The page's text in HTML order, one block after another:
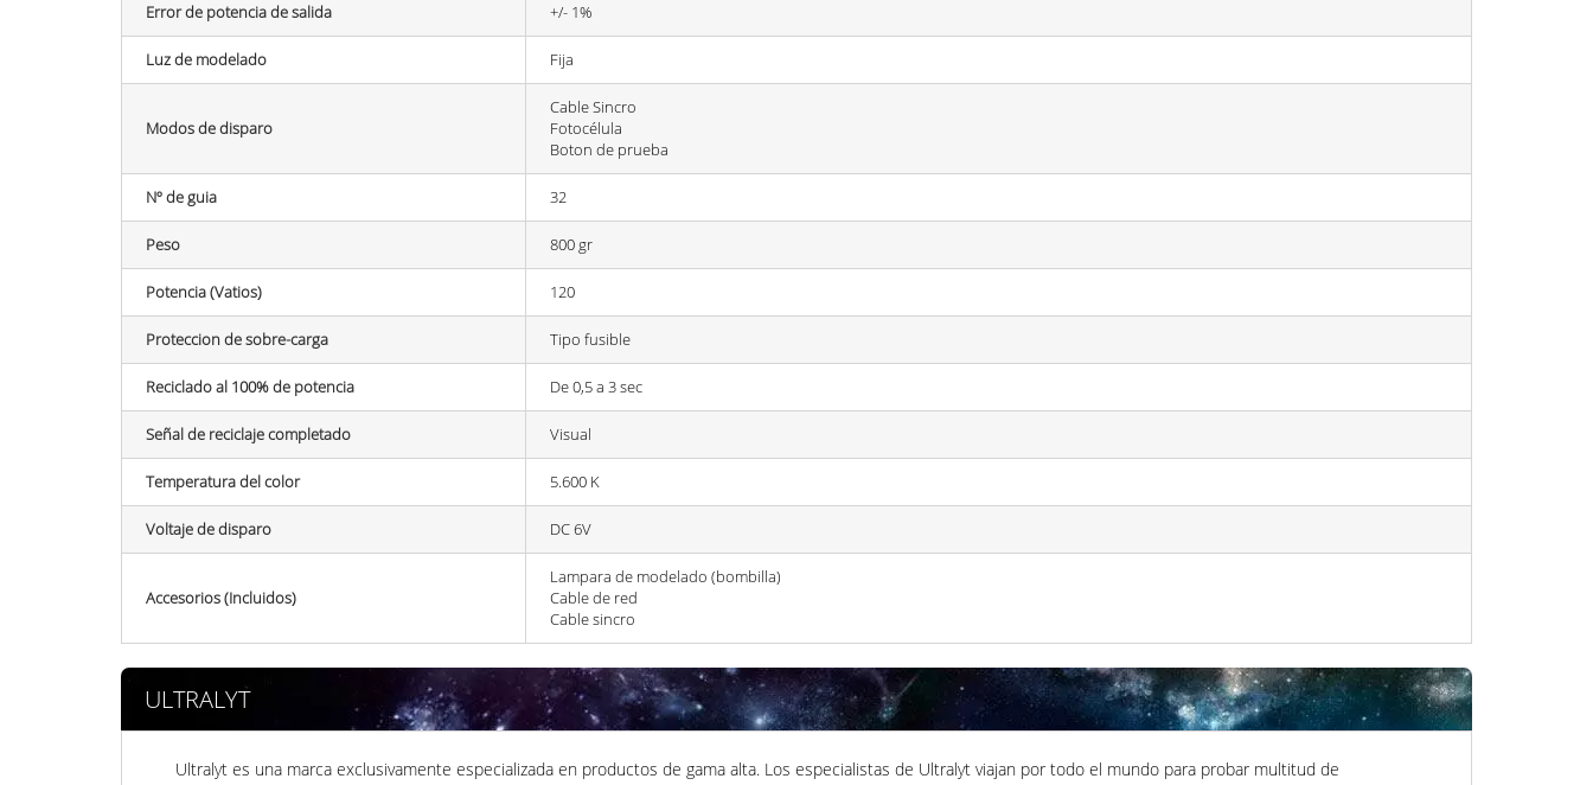
Error de potencia de salida +/- 1%
Luz de modelado Fija
Modos de disparo
Cable Sincro
Fotocélula
Boton de prueba
Nº de guia 32
Peso 800 gr
Potencia (Vatios) 120
Proteccion de sobre-carga Tipo fusible
Reciclado al 100% de potencia De 0,5 a 3 sec
Señal de reciclaje completado Visual
Temperatura del color 5.600 K
Voltaje de disparo DC 6V
Accesorios (Incluidos)
Lampara de modelado (bombilla)
Cable de red
Cable sincro
ULTRALYT
Ultralyt es una marca exclusivamente especializada en productos de gama alta. Los especialistas de Ultralyt viajan por todo el mundo para probar multitud de